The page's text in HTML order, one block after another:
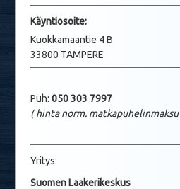
Käyntiosoite:
Kuokkamaantie 4 B
33800 TAMPERE
Puh: 050 303 7997
( hinta norm. matkapuhelinmaksu
Yritys:
Suomen Laakerikeskus